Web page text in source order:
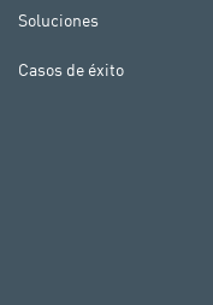
Soluciones
Casos de éxito